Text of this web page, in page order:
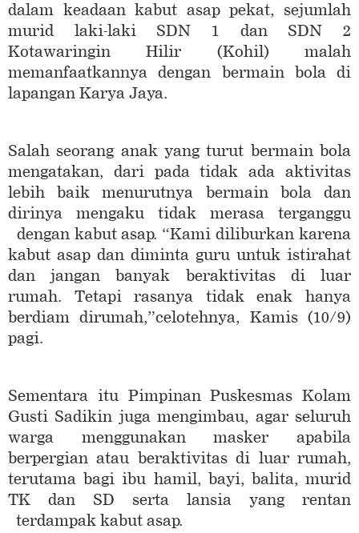
dalam keadaan kabut asap pekat, sejumlah
murid laki-laki SDN 1 dan SDN 2
Kotawaringin Hilir (Kohil) malah
memanfaatkannya dengan bermain bola di
lapangan Karya Jaya.
Salah seorang anak yang turut bermain bola
mengatakan, dari pada tidak ada aktivitas
lebih baik menurutnya bermain bola dan
dirinya mengaku tidak merasa terganggu
dengan kabut asap. “Kami diliburkan karena
kabut asap dan diminta guru untuk istirahat
dan jangan banyak beraktivitas di luar
rumah. Tetapi rasanya tidak enak hanya
berdiam dirumah,”celotehnya, Kamis (10/9)
pagi.
Sementara itu Pimpinan Puskesmas Kolam
Gusti Sadikin juga mengimbau, agar seluruh
warga menggunakan masker apabila
berpergian atau beraktivitas di luar rumah,
terutama bagi ibu hamil, bayi, balita, murid
TK dan SD serta lansia yang rentan
terdampak kabut asap.